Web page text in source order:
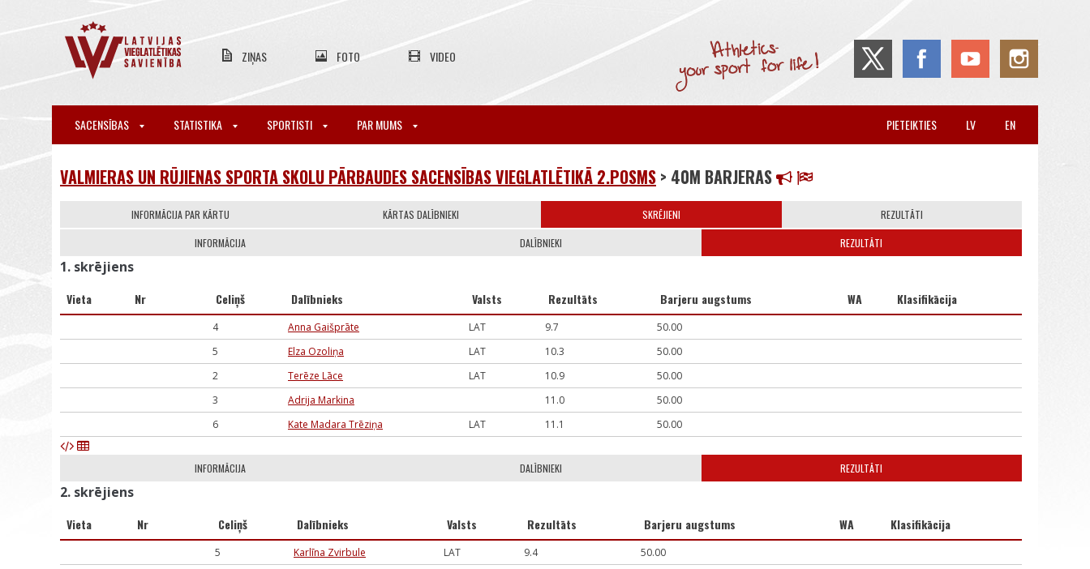
ZIŅAS FOTO VIDEO
SACENSĪBAS STATISTIKA SPORTISTI PAR MUMS EN
LV
PIETEIKTIES
VALMIERAS UN RŪJIENAS SPORTA SKOLU PĀRBAUDES SACENSĪBAS VIEGLATLĒTIKĀ 2.POSMS > 40M BARJERAS
INFORMĀCIJA PAR KĀRTU KĀRTAS DALĪBNIEKI SKRĒJIENI REZULTĀTI
INFORMĀCIJA DALĪBNIEKI REZULTĀTI
1. skrējiens
Vieta Nr Celiņš Dalībnieks Valsts Rezultāts Barjeru augstums WA Klasifikācija
4 Anna Gaišprāte LAT 9.7
50.00
5
Elza Ozoliņa LAT 10.3
50.00
2
Terēze Lāce LAT 10.9
50.00
3
Adrija Markina 11.0
50.00
6
Kate Madara Trēziņa LAT 11.1 50.00
INFORMĀCIJA DALĪBNIEKI REZULTĀTI
2. skrējiens
Vieta Nr Celiņš Dalībnieks Valsts Rezultāts Barjeru augstums WA Klasifikācija
5 Karlīna Zvirbule LAT 9.4
50.00